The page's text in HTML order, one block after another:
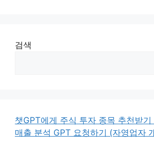
검색
챗GPT에게 주식 투자 종목 추천받기
매출 분석 GPT 요청하기 (자영업자